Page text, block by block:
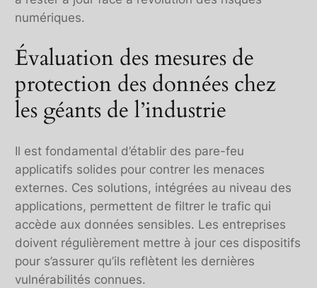
numériques.
Évaluation des mesures de
protection des données chez
les géants de l’industrie
Il est fondamental d’établir des pare-feu
applicatifs solides pour contrer les menaces
externes. Ces solutions, intégrées au niveau des
applications, permettent de filtrer le trafic qui
accède aux données sensibles. Les entreprises
doivent régulièrement mettre à jour ces dispositifs
pour s’assurer qu’ils reflètent les dernières
vulnérabilités connues.